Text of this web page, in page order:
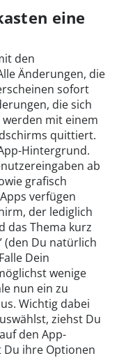
eine
den
Änderungen, die
sofort
die sich
mit einem
quittiert.
Hintergrund.
ab
grafisch
verfügen
der lediglich
das Thema kurz
(den Du natürlich
Dein
wenige
nun ein zu
Wichtig dabei
ziehst Du
den App-
Du ihre Optionen